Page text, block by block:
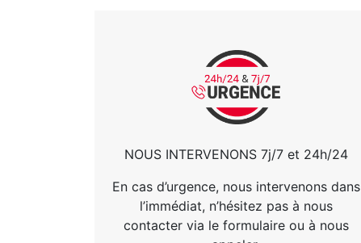
NOUS INTERVENONS 7j/7 et 24h/24
En cas d’urgence, nous intervenons dans
l’immédiat, n’hésitez pas à nous
contacter via le formulaire ou à nous